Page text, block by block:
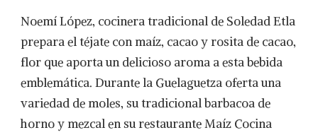
Noemí López, cocinera tradicional de Soledad Etla
prepara el téjate con maíz, cacao y rosita de cacao,
flor que aporta un delicioso aroma a esta bebida
emblemática. Durante la Guelaguetza oferta una
variedad de moles, su tradicional barbacoa de
horno y mezcal en su restaurante Maíz Cocina